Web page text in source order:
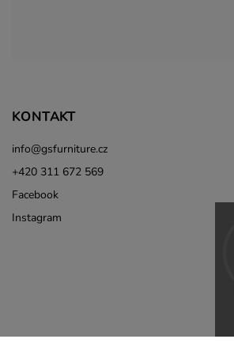
KONTAKT
info@gsfurniture.cz
+420 311 672 569
Facebook
Instagram